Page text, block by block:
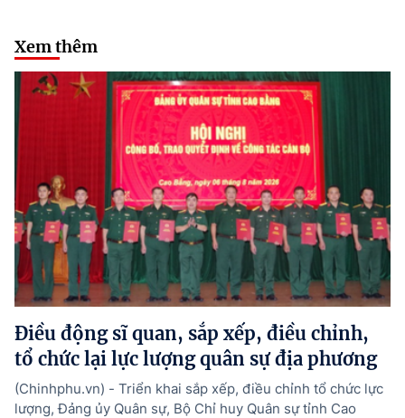
Xem thêm
Điều động sĩ quan, sắp xếp, điều chỉnh,
tổ chức lại lực lượng quân sự địa phương
(Chinhphu.vn) - Triển khai sắp xếp, điều chỉnh tổ chức lực
lượng, Đảng ủy Quân sự, Bộ Chỉ huy Quân sự tỉnh Cao